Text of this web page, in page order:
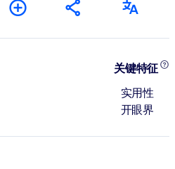
关键特征
实用性
开眼界